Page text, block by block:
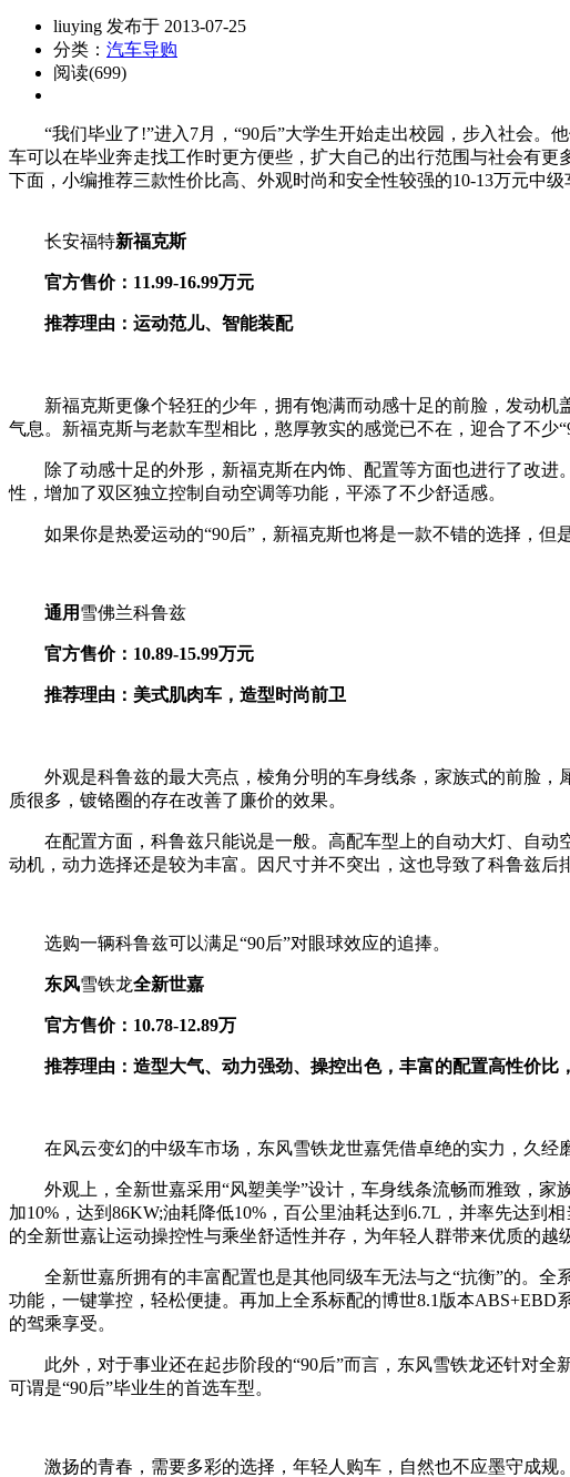
liuying 发布于 2013-07-25
分类： 汽车导购
阅读(699)
“我们毕业了!”进入7月，“90后”大学生开始走出校园，步入社会。
车可以在毕业奔走找工作时更方便些，扩大自己的出行范围与社会有
下面，小编推荐三款性价比高、外观时尚和安全性较强的10-13万元中
长安福特新福克斯
官方售价：11.99-16.99万元
推荐理由：运动范儿、智能装配
新福克斯更像个轻狂的少年，拥有饱满而动感十足的前脸，发动机
气息。新福克斯与老款车型相比，憨厚敦实的感觉已不在，迎合了不少
除了动感十足的外形，新福克斯在内饰、配置等方面也进行了改进
性，增加了双区独立控制自动空调等功能，平添了不少舒适感。
如果你是热爱运动的“90后”，新福克斯也将是一款不错的选择，但
通用 雪佛兰科鲁兹
官方售价：10.89-15.99万元
推荐理由：美式肌肉车，造型时尚前卫
外观是科鲁兹的最大亮点，棱角分明的车身线条，家族式的前脸，
质很多，镀铬圈的存在改善了廉价的效果。
在配置方面，科鲁兹只能说是一般。高配车型上的自动大灯、自动
动机，动力选择还是较为丰富。因尺寸并不突出，这也导致了科鲁兹后
选购一辆科鲁兹可以满足“90后”对眼球效应的追捧。
东风雪铁龙全新世嘉
官方售价：10.78-12.89万
推荐理由：造型大气、动力强劲、操控出色，丰富的配置高性价比
在风云变幻的中级车市场，东风雪铁龙世嘉凭借卓绝的实力，久经
外观上，全新世嘉采用“风塑美学”设计，车身线条流畅而雅致，家
加10%，达到86KW;油耗降低10%，百公里油耗达到6.7L，并率先达到
的全新世嘉让运动操控性与乘坐舒适性并存，为年轻人群带来优质的越
全新世嘉所拥有的丰富配置也是其他同级车无法与之“抗衡”的。全
功能，一键掌控，轻松便捷。再加上全系标配的博世8.1版本
的驾乘享受。
此外，对于事业还在起步阶段的“90后”而言，东风雪铁龙还针对全
可谓是“90后”毕业生的首选车型。
激扬的青春，需要多彩的选择，年轻人购车，自然也不应墨守成规